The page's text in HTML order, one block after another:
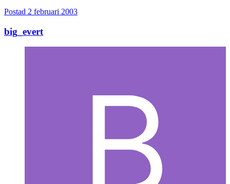
Postad 2 februari 2003
big_evert